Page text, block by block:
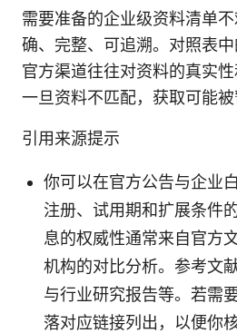
需要准备的企业级资料清单
确、完整、可追溯。对照表中
官方渠道往往对资料的真实性
一旦资料不匹配，获取可能被
引用来源提示
你可以在官方公告与企业
注册、试用期和扩展条件
息的权威性通常来自官方
机构的对比分析。参考文
与行业研究报告等。若需
落对应链接列出，以便你核